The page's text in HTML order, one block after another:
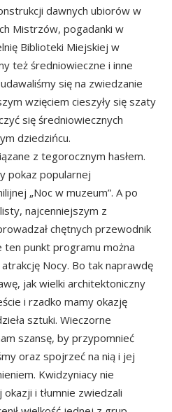
dawnych ubiorów w
Mistrzów, pogadanki w
Biblioteki Miejskiej w
też średniowieczne i inne
się na zwiedzanie
wzięciem cieszyły się szaty
się średniowiecznych
dziedzińcu.
z tegorocznym hasłem.
pokaz popularnej
„Noc w muzeum”. A po
najcenniejszym z
chętnych przewodnik
ten punkt programu można
Nocy. Bo tak naprawdę
jak wielki architektoniczny
i rzadko mamy okazję
sztuki. Wieczorne
szansę, by przypomnieć
oraz spojrzeć na nią i jej
Kwidzyniacy nie
i tłumnie zwiedzali